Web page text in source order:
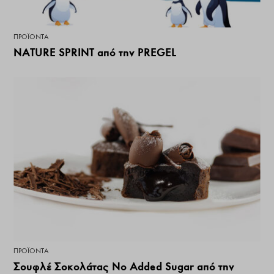
ΠΡΟΪΌΝΤΑ
NATURE SPRINT από την PREGEL
ΠΡΟΪΌΝΤΑ
Σουφλέ Σοκολάτας No Added Sugar από την